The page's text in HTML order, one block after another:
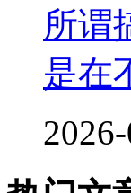
所谓
是在